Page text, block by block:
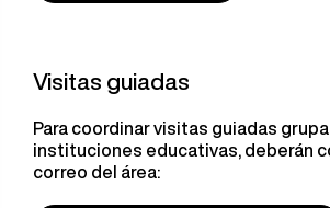
Visitas guiadas
Para coordinar visitas guiadas
instituciones educativas, deberán
correo del área: